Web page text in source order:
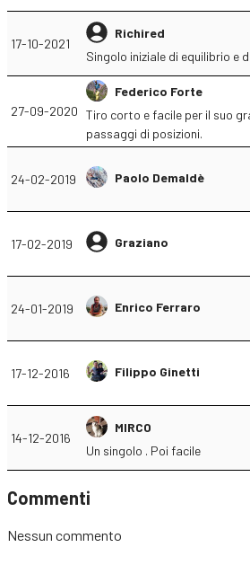
17-10-2021
Richired
Singolo iniziale di equilibrio e
27-09-2020
Federico Forte
Tiro corto e facile per il suo
passaggi di posizioni.
24-02-2019 Paolo Demaldè
17-02-2019 Graziano
24-01-2019 Enrico Ferraro
17-12-2016 Filippo Ginetti
14-12-2016
MIRCO
Un singolo . Poi facile
Commenti
Nessun commento